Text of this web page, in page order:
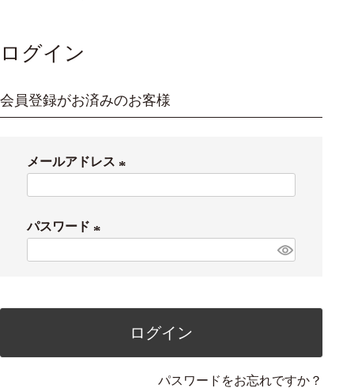
ログイン
会員登録がお済みのお客様
メールアドレス
須
パスワード
ログイン
パスワードをお忘れですか？